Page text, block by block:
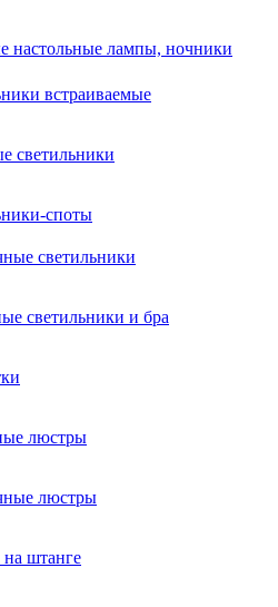
настольные лампы, ночники
встраиваемые
светильники
споты
светильники
светильники и бра
люстры
люстры
штанге